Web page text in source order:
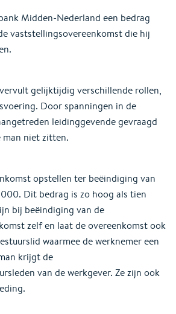
Midden-Nederland een bedrag
vaststellingsovereenkomst die hij
gelijktijdig verschillende rollen,
Door spanningen in de
leidinggevende gevraagd
man niet zitten.
opstellen ter beëindiging van
Dit bedrag is zo hoog als tien
bij beëindiging van de
zelf en laat de overeenkomst ook
waarmee de werknemer een
krijgt de
van de werkgever. Ze zijn ook